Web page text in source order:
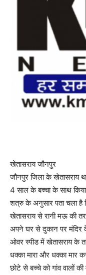
खेतासराय जौनपुर
जौनपुर जिला के खेतासराय
4 साल के बच्चा के साथ
शत्रु के अनुसार पता चला है
खेतासराय से रानी मऊ की
अपने घर से दुकान पर मंदिर
ओवर स्पीड में खेतासराय के
धक्का मारा और धक्का मार
छोटे से बच्चे को गांव वालों